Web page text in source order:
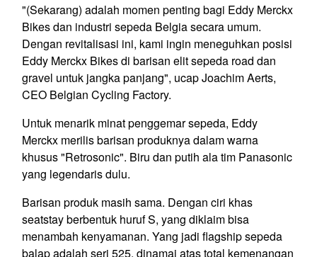
"(Sekarang) adalah momen penting bagi Eddy Merckx
Bikes dan industri sepeda Belgia secara umum.
Dengan revitalisasi ini, kami ingin meneguhkan posisi
Eddy Merckx Bikes di barisan elit sepeda road dan
gravel untuk jangka panjang", ucap Joachim Aerts,
CEO Belgian Cycling Factory.
Untuk menarik minat penggemar sepeda, Eddy
Merckx merilis barisan produknyadalam warna
khusus "Retrosonic". Biru dan putih ala tim Panasonic
yang legendaris dulu.
Barisan produk masih sama. Dengan ciri khas
seatstayberbentuk huruf S, yang diklaim bisa
menambah kenyamanan. Yang jadi flagshipsepeda
balap adalah seri 525, dinamai atas total kemenangan